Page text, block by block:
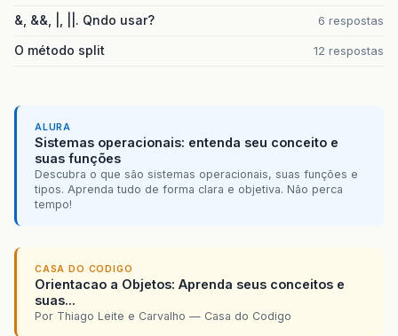
&, &&, |, ||. Qndo usar? 6 respostas
O método split 12 respostas
ALURA
Sistemas operacionais: entenda seu conceito e
suas funções
Descubra o que são sistemas operacionais, suas funções e
tipos. Aprenda tudo de forma clara e objetiva. Não perca
tempo!
CASA DO CODIGO
Orientacao a Objetos: Aprenda seus conceitos e
suas...
Por Thiago Leite e Carvalho — Casa do Codigo